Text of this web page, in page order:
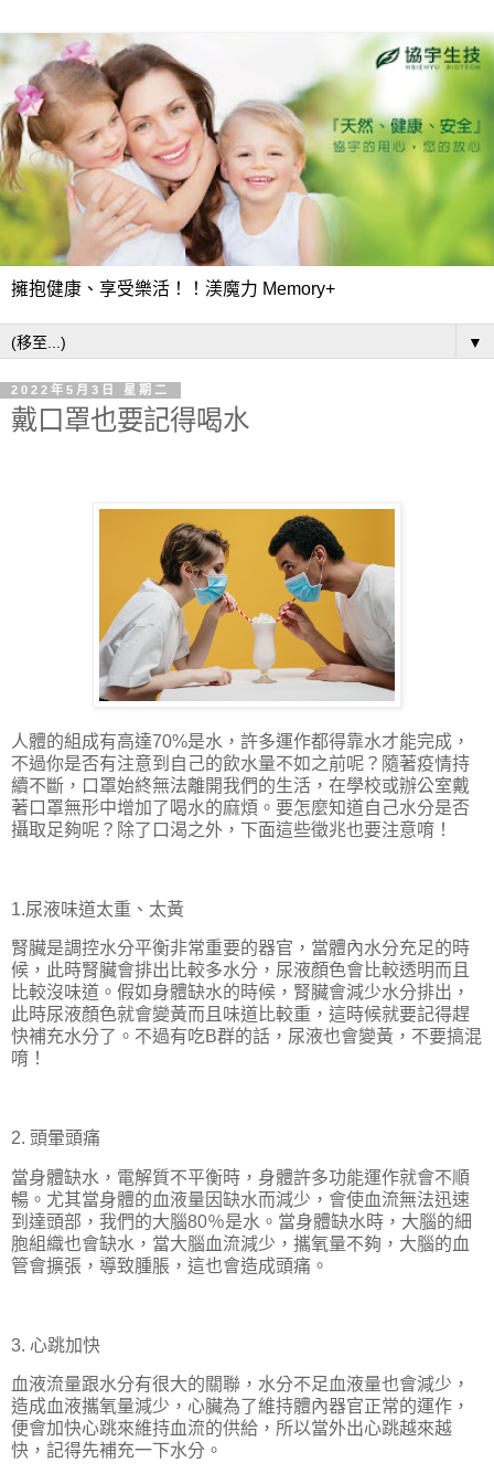
擁抱健康、享受樂活！！渼魔力 Memory+
▼
2022年5月3日 星期二
戴口罩也要記得喝水
人體的組成有高達70%是水，許多運作都得靠水才能完成，
不過你是否有注意到自己的飲水量不如之前呢？隨著疫情持
續不斷，口罩始終無法離開我們的生活，在學校或辦公室戴
著口罩無形中增加了喝水的麻煩。要怎麼知道自己水分是否
攝取足夠呢？除了口渴之外，下面這些徵兆也要注意唷！
1.尿液味道太重、太黃
腎臟是調控水分平衡非常重要的器官，當體內水分充足的時
候，此時腎臟會排出比較多水分，尿液顏色會比較透明而且
比較沒味道。假如身體缺水的時候，腎臟會減少水分排出，
此時尿液顏色就會變黃而且味道比較重，這時候就要記得趕
快補充水分了。不過有吃B群的話，尿液也會變黃，不要搞混
唷！
2. 頭暈頭痛
當身體缺水，電解質不平衡時，身體許多功能運作就會不順
暢。尤其當身體的血液量因缺水而減少，會使血流無法迅速
到達頭部，我們的大腦80％是水。當身體缺水時，大腦的細
胞組織也會缺水，當大腦血流減少，攜氧量不夠，大腦的血
管會擴張，導致腫脹，這也會造成頭痛。
3. 心跳加快
血液流量跟水分有很大的關聯，水分不足血液量也會減少，
造成血液攜氧量減少，心臟為了維持體內器官正常的運作，
便會加快心跳來維持血流的供給，所以當外出心跳越來越
快，記得先補充一下水分。